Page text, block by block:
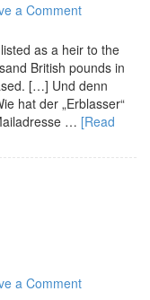
a Comment
as a heir to the
British pounds in
[…] Und denn
hat der „Erblasser“
… [Read
a Comment